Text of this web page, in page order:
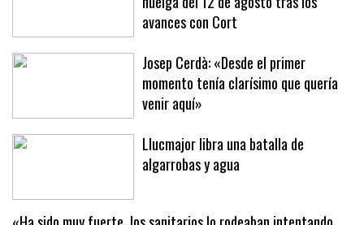
Los socorristas de Palma suspenden la
huelga del 12 de agosto tras los
avances con Cort
Josep Cerdà: «Desde el primer
momento tenía clarísimo que quería
venir aquí»
Llucmajor libra una batalla de